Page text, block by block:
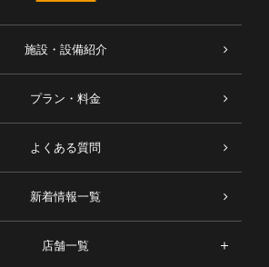
施設・設備紹介
プラン・料金
よくある質問
新着情報一覧
店舗一覧